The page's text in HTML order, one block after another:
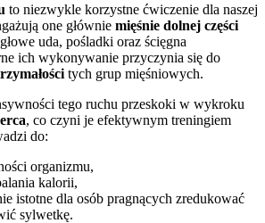
to niezwykle korzystne ćwiczenie dla naszej
one głównie mięśnie dolnej części
uda, pośladki oraz ścięgna
ich wykonywanie przyczynia się do
tych grup mięśniowych.
tego ruchu przeskoki w wykroku
, co czyni je efektywnym treningiem
do:
organizmu,
kalorii,
istotne dla osób pragnących zredukować
sylwetkę.